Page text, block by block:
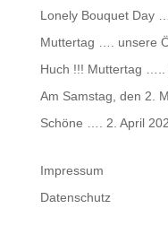
Lonely Bouquet Day …
Muttertag …. unsere
Huch !!! Muttertag …..
Am Samstag, den 2.
Schöne ….
2. April
Impressum
Datenschutz